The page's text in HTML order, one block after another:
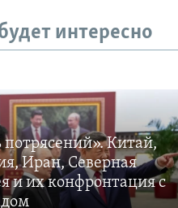
интересно
потрясений». Китай,
Иран, Северная
и их конфронтация с